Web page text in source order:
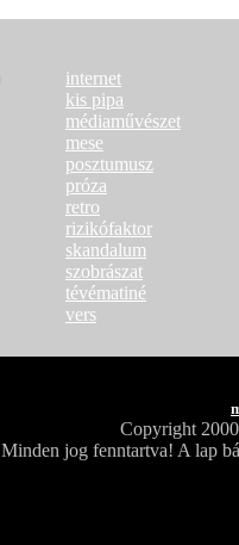
internet
kis pipa
médiaművészet
mese
posztumusz
próza
retro
rizikófaktor
skandalum
szobrászat
tévématiné
vers
Copyright
Minden jog fenntartva! A lap